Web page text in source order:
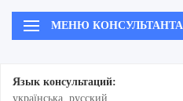
МЕНЮ КОНСУЛЬТАНТА
Язык консультаций:
українська, русский